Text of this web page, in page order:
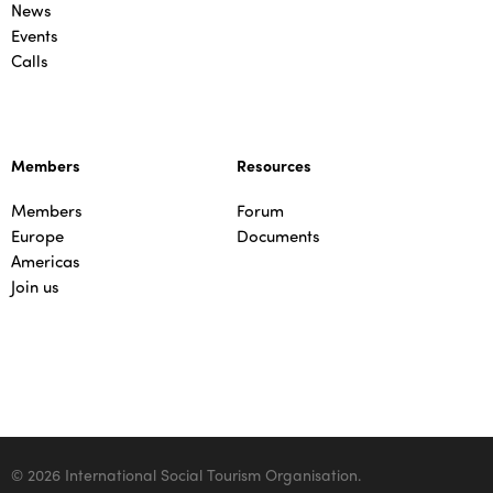
News
Events
Calls
Members
Members
Europe
Americas
Join us
Resources
Forum
Documents
© 2026 International Social Tourism Organisation.